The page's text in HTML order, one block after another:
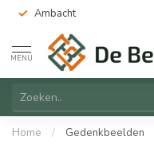
Ambacht
MENU
Home / Gedenkbeelden